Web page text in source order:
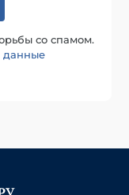
со спамом.
данные